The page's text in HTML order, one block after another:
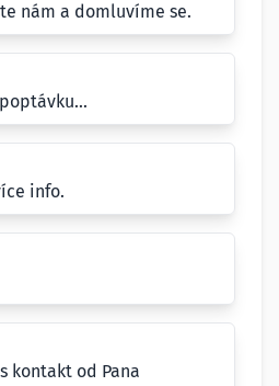
nám a domluvíme se.
info.
kontakt od Pana